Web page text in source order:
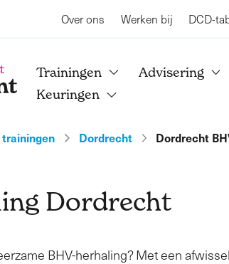
Over ons Werken bij DCD-
Trainingen Advisering
Keuringen
Dordrecht Dordrecht
Dordrecht
BHV-herhaling? Met een